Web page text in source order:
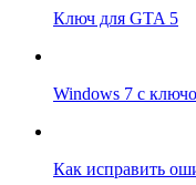
Ключ для GTA 5
Windows 7 с
Как исправить